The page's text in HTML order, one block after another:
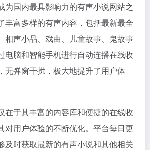
为国内最具影响力的有声小说网站之
丰富多样的有声内容，包括最新最全
相声小品、戏曲、儿童故事、鬼故事
电脑和智能手机进行自动连播在线收
无弹窗干扰，极大地提升了用户体
在于其丰富的内容库和便捷的在线收
对用户体验的不断优化。平台每日更
及时获取最新的有声小说和其他相关